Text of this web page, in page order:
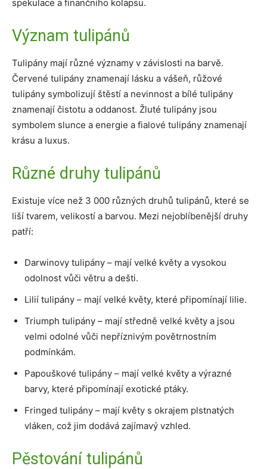
spekulace a finančního kolapsu.
Význam tulipánů
Tulipány mají různé významy v závislosti na barvě.
Červené tulipány znamenají lásku a vášeň, růžové
tulipány symbolizují štěstí a nevinnost a bílé tulipány
znamenají čistotu a oddanost. Žluté tulipány jsou
symbolem slunce a energie a fialové tulipány znamenají
krásu a luxus.
Různé druhy tulipánů
Existuje více než 3 000 různých druhů tulipánů, které se
liší tvarem, velikostí a barvou. Mezi nejoblíbenější druhy
patří:
Darwinovy tulipány – mají velké květy a vysokou
odolnost vůči větru a dešti.
Lilií tulipány – mají velké květy, které připomínají lilie.
Triumph tulipány – mají středně velké květy a jsou
velmi odolné vůči nepříznivým povětrnostním
podmínkám.
Papouškové tulipány – mají velké květy a výrazné
barvy, které připomínají exotické ptáky.
Fringed tulipány – mají květy s okrajem plstnatých
vláken, což jim dodává zajímavý vzhled.
Pěstování tulipánů